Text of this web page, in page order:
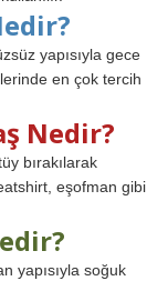
yapısıyla gece
en çok tercih
Nedir?
bırakılarak
eşofman gibi
yapısıyla soğuk